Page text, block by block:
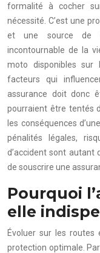
formalité à cocher
nécessité. C’est une
et une source de
incontournable de la
moto disponibles
facteurs qui
assurance doit donc
pourraient être tentés
les conséquences
pénalités légales,
d’accident sont autant
de souscrire une
Pourquoi
elle
Évoluer sur les routes
protection optimale.